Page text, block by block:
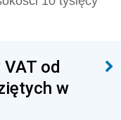
od
w